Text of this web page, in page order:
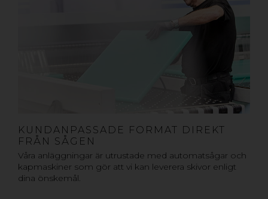
KUNDANPASSADE FORMAT DIREKT
FRÅN SÅGEN
Våra anläggningar är utrustade med automatsågar och
kapmaskiner som gör att vi kan leverera skivor enligt
dina önskemål.